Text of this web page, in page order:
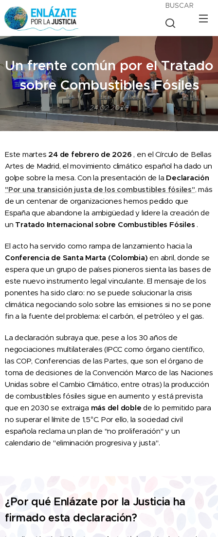
BUSCAR
Un frente común por el Tratado
sobre Combustibles Fósiles
24.02.2026
Este martes 24 de febrero de 2026 , en el Círculo de Bellas
Artes de Madrid, el movimiento climático español ha dado un
golpe sobre la mesa. Con la presentación de la Declaración
"Por una transición justa de los combustibles fósiles",más
de un centenar de organizaciones hemos pedido que
España que abandone la ambigüedad y lidere la creación de
un Tratado Internacional sobre Combustibles Fósiles .
El acto ha servido como rampa de lanzamiento hacia la
Conferencia de Santa Marta (Colombia) en abril, donde se
espera que un grupo de países pioneros sienta las bases de
este nuevo instrumento legal vinculante. El mensaje de los
ponentes ha sido claro: no se puede solucionar la crisis
climática negociando solo sobre las emisiones si no se pone
fin a la fuente del problema: el carbón, el petróleo y el gas.
La declaración subraya que, pese a los 30 años de
negociaciones multilaterales (IPCC como órgano científico,
las COP, Conferencias de las Partes, que son el órgano de
toma de decisiones de la Convención Marco de las Naciones
Unidas sobre el Cambio Climático, entre otras) la producción
de combustibles fósiles sigue en aumento y está prevista
que en 2030 se extraiga más del doble de lo permitido para
no superar el límite de 1,5°C. Por ello, la sociedad civil
española reclama un plan de "no proliferación" y un
calendario de "eliminación progresiva y justa".
¿Por qué Enlázate por la Justicia ha
firmado esta declaración?